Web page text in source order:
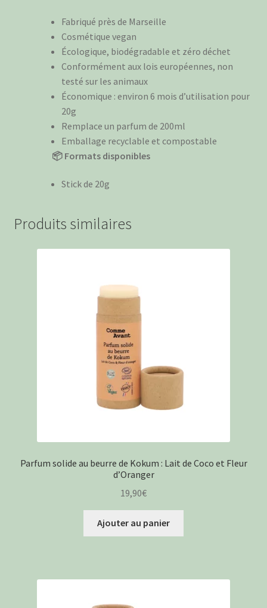
Fabriqué près de Marseille
Cosmétique vegan
Écologique, biodégradable et zéro déchet
Conformément aux lois européennes, non
testé sur les animaux
Économique : environ 6 mois d’utilisation pour
20g
Remplace un parfum de 200ml
Emballage recyclable et compostable
📦 Formats disponibles
Stick de 20g
Produits similaires
Parfum solide au beurre de Kokum : Lait de Coco et Fleur
d’Oranger
19,90€
Ajouter au panier